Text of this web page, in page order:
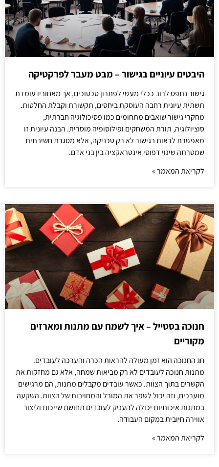
היבטים עיוניים בגישור – מבט מעבר לפרקטיקה
גישור נתפס לרוב ככלי מעשי לפתרון סכסוכים, אך מאחוריו עומדת
תשתית עיונית רחבה העוסקת ביחסים, תקשורת וקבלת החלטות.
מחקרי גישור שואבים מתחומים כמו פסיכולוגיה חברתית,
סוציולוגיה, תורת המשחקים ופילוסופיה מוסרית. הבנה עיונית זו
מאפשרת לראות בגישור לא רק טכניקה, אלא מסגרת חשיבתית
שמטרתה שינוי דפוסי אינטראקציה בין בני אדם.
לקריאת המאמר »
חנוכה בסטייל – איך לשמח עם מתנות ומארזים
מקוריים
חג החנוכה הוא זמן מעולה להראות הכרה והערכה לעובדים.
מתנות חנוכה לעובדים לא רק מביאות שמחה, אלא גם מחזקות את
הקשרים בתוך הצוות. כאשר עובדים מקבלים מתנות, הם מרגישים
מוערכים, וזה יכול לשפר את המורל והמחויבות של הצוות. השקעה
במתנות איכותיות יכולה להעניק לעובדים תחושת שייכות וליצור
אווירה חיובית במקום העבודה.
לקריאת המאמר »